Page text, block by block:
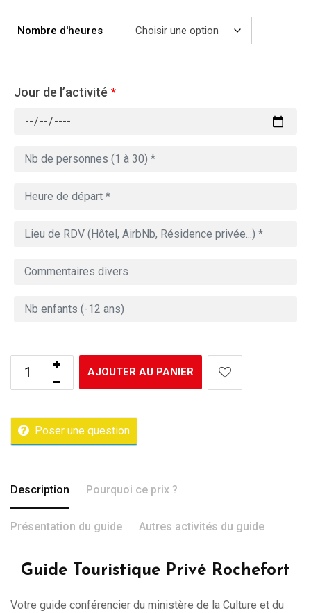
729.00€
Nombre d'heures
Jour de l’activité *
AJOUTER AU PANIER
Poser une question
Description Pourquoi ce prix ?
Présentation du guide Autres activités du guide
Guide Touristique Privé Rochefort
Votre guide conférencier du ministère de la Culture et du